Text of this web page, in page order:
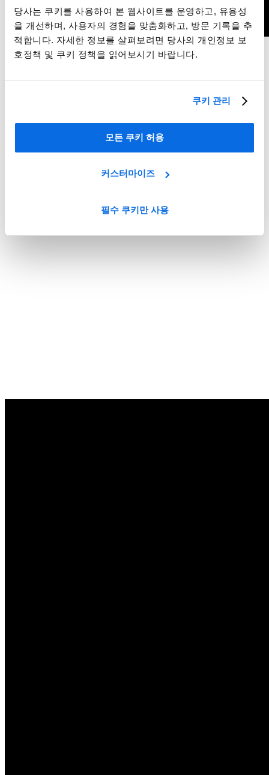
당사는 쿠키를 사용하여 본 웹사이트를 운영하고, 유용성
을 개선하며, 사용자의 경험을 맞춤화하고, 방문 기록을 추
적합니다. 자세한 정보를 살펴보려면 당사의 개인정보 보
호정책 및 쿠키 정책을 읽어보시기 바랍니다.
쿠키 관리
모든 쿠키 허용
커스터마이즈
필수 쿠키만 사용
Whitepaper